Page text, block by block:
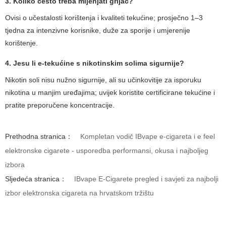
Ovisi o učestalosti korištenja i kvaliteti tekućine; prosječno 1–3
tjedna za intenzivne korisnike, duže za sporije i umjerenije
korištenje.
4. Jesu li e-tekućine s nikotinskim solima sigurnije?
Nikotin soli nisu nužno sigurnije, ali su učinkovitije za isporuku
nikotina u manjim uređajima; uvijek koristite certificirane tekućine i
pratite preporučene koncentracije.
Prethodna stranica：
Kompletan vodič IBvape e-cigareta i e feel
elektronske cigarete - usporedba performansi, okusa i najboljeg
izbora
Sljedeća stranica：
IBvape E-Cigarete pregled i savjeti za najbolji
izbor elektronska cigareta na hrvatskom tržištu